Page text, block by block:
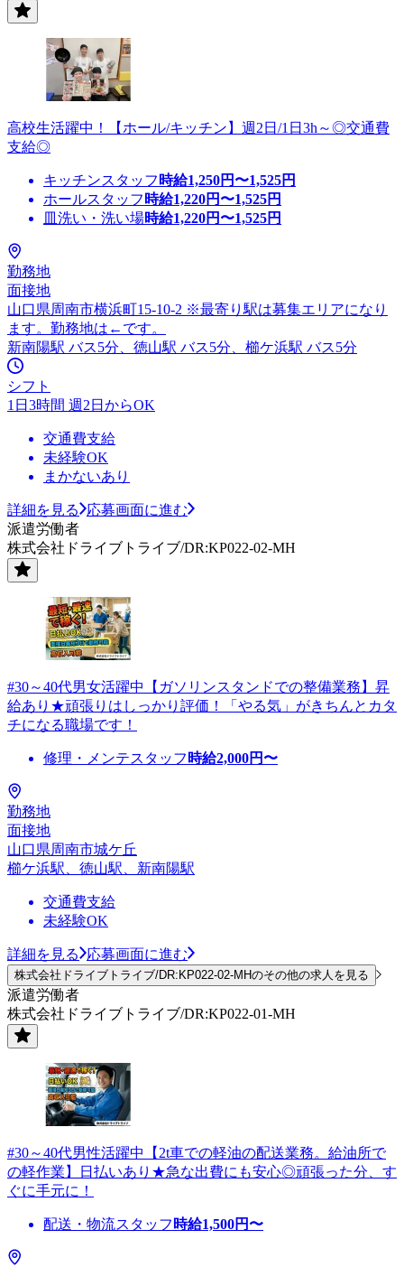
高校生活躍中！【ホール/キッチン】週2日/1日3h～◎交通費
支給◎
キッチンスタッフ 時給1,250円〜1,525円
ホールスタッフ 時給1,220円〜1,525円
皿洗い・洗い場時給1,220円〜1,525円
勤務地
面接地
山口県周南市横浜町15-10-2 ※最寄り駅は募集エリアになり
ます。勤務地は←です。
新南陽駅 バス5分、徳山駅 バス5分、櫛ケ浜駅 バス5分
シフト
1日3時間 週2日からOK
交通費支給
未経験OK
まかないあり
詳細を見る
応募画面に進む
派遣労働者
株式会社ドライブトライブ/DR:KP022-02-MH
#30～40代男女活躍中【ガソリンスタンドでの整備業務】昇
給あり★頑張りはしっかり評価！「やる気」がきちんとカタ
チになる職場です！
修理・メンテスタッフ 時給2,000円〜
勤務地
面接地
山口県周南市城ケ丘
櫛ケ浜駅、徳山駅、新南陽駅
交通費支給
未経験OK
詳細を見る 応募画面に進む
株式会社ドライブトライブ/DR:KP022-02-MHのその他の求人を見る
派遣労働者
株式会社ドライブトライブ/DR:KP022-01-MH
#30～40代男性活躍中【2t車での軽油の配送業務。給油所で
の軽作業】日払いあり★急な出費にも安心◎頑張った分、す
ぐに手元に！
配送・物流スタッフ 時給1,500円〜